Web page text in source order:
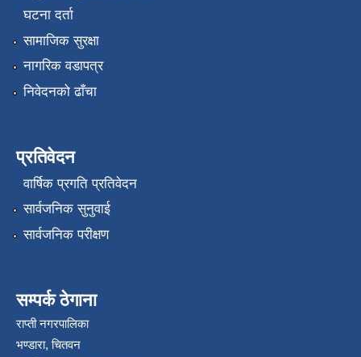
घटना दर्ता
सामाजिक सुरक्षा
नागरिक वडापत्र
निवेदनको ढाँचा
प्रतिवेदन
वार्षिक प्रगति प्रतिवेदन
सार्वजनिक सुनुवाई
सार्वजनिक परीक्षण
सम्पर्क ठेगाना
राप्ती नगरपालिका
भण्डारा, चितवन